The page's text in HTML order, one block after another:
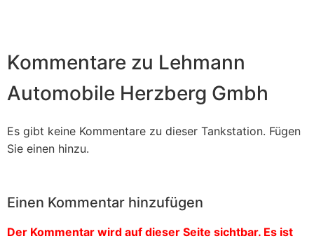
Kommentare zu Lehmann
Automobile Herzberg Gmbh
Es gibt keine Kommentare zu dieser Tankstation. Fügen
Sie einen hinzu.
Einen Kommentar hinzufügen
Der Kommentar wird auf dieser Seite sichtbar. Es ist